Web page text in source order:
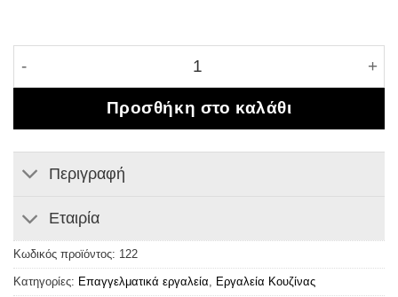
Προσθήκη στο καλάθι
Περιγραφή
Εταιρία
Κωδικός προϊόντος: 122
Κατηγορίες: Επαγγελματικά εργαλεία Εργαλεία Κουζίνας